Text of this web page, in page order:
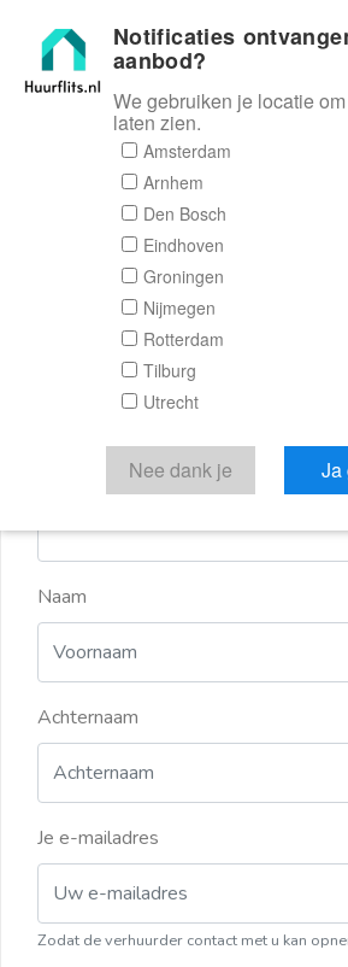
Huurflits
Huurflits
Verstuur je bericht
Door een bericht te sturen kom je in
aanbieder of makelaar van de woning.
Naam
Achternaam
Je e-mailadres
Zodat de verhuurder contact met u kan
Notificaties
aanbod?
We gebruiken je locatie
laten zien.
Amsterdam
Arnhem
Den Bosch
Eindhoven
Groningen
Nijmegen
Rotterdam
Tilburg
Utrecht
Nee dank je Ja